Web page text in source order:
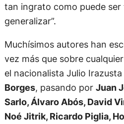
tan ingrato como puede
generalizar”.
Muchísimos autores han
vez más que sobre
el nacionalista Julio
Borges, pasando por Juan
Sarlo, Álvaro Abós, David
Noé Jitrik, Ricardo Piglia,